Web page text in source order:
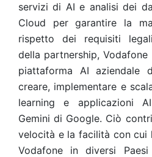
servizi di AI e analisi dei
Cloud per garantire la
rispetto dei requisiti
della partnership,
piattaforma AI aziendale
creare, implementare e
learning e applicazioni
Gemini di Google. Ciò
velocità e la facilità con cui
Vodafone in diversi